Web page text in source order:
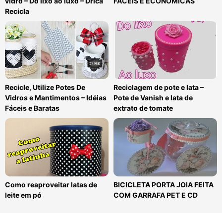
Recicla
Recicle, Utilize Potes De
Vidros e Mantimentos – Idéias
Fáceis e Baratas
Reciclagem de pote e lata –
Pote de Vanish e lata de
extrato de tomate
Como reaproveitar latas de
leite em pó
BICICLETA PORTA JOIA FEITA
COM GARRAFA PET E CD